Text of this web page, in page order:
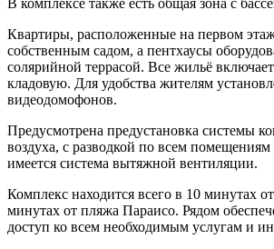
В комплексе также есть общая зона с
Квартиры, расположенные на первом
собственным садом, а пентхаусы
солярийной террасой. Все жильё
кладовую. Для удобства жителям
видеодомофонов.
Предусмотрена предустановка системы
воздуха, с разводкой по всем
имеется система вытяжной вентиляции.
Комплекс находится всего в 10 минутах
минутах от пляжа Параисо. Рядом
доступ ко всем необходимым услугам и